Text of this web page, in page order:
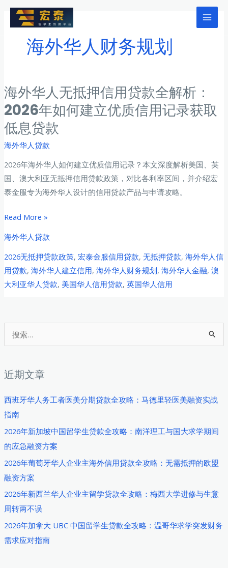
Main
索
近期文章
西班牙华人务工者医美分期贷款全攻略：马德里轻医美融资实战
指南
2026年新加坡中国留学生贷款全攻略：南洋理工与国大求学期间
的应急融资方案
2026年葡萄牙华人企业主海外信用贷款全攻略：无需抵押的欧盟
融资方案
2026年新西兰华人企业主留学贷款全攻略：梅西大学进修与生意
周转两不误
2026年加拿大 UBC 中国留学生贷款全攻略：温哥华求学突发财务
需求应对指南
海外华人财务规划
海外华人无抵押信用贷款全解析：
2026年如何建立优质信用记录获取
低息贷款
海外华人贷款
2026年海外华人如何建立优质信用记录？本文深度解析美国、英
国、澳大利亚无抵押信用贷款政策，对比各利率区间，并介绍宏
泰金服专为海外华人设计的信用贷款产品与申请攻略。
海
华
人
无
抵
用
全
解
析：
2026
如
何
建
立
优
质
记
Read More »
海外华人贷款
2026无抵押贷款政策, 宏泰金服信用贷款, 无抵押贷款, 海外华人信
用贷款, 海外华人建立信用, 海外华人财务规划, 海外华人金融, 澳
大利亚华人贷款, 美国华人信用贷款, 英国华人信用